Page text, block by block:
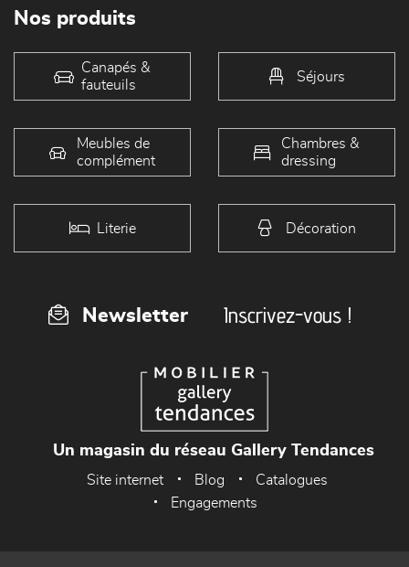
Nos produits
Canapés &
fauteuils
Séjours
Meubles de
complément
Chambres &
dressing
Literie Décoration
Newsletter Inscrivez-vous !
Un magasin du réseau Gallery Tendances
Site internet Blog
Catalogues
Engagements